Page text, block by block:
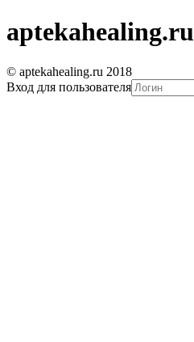
aptekahealing.ru
© aptekahealing.ru 2018
Вход для пользователя